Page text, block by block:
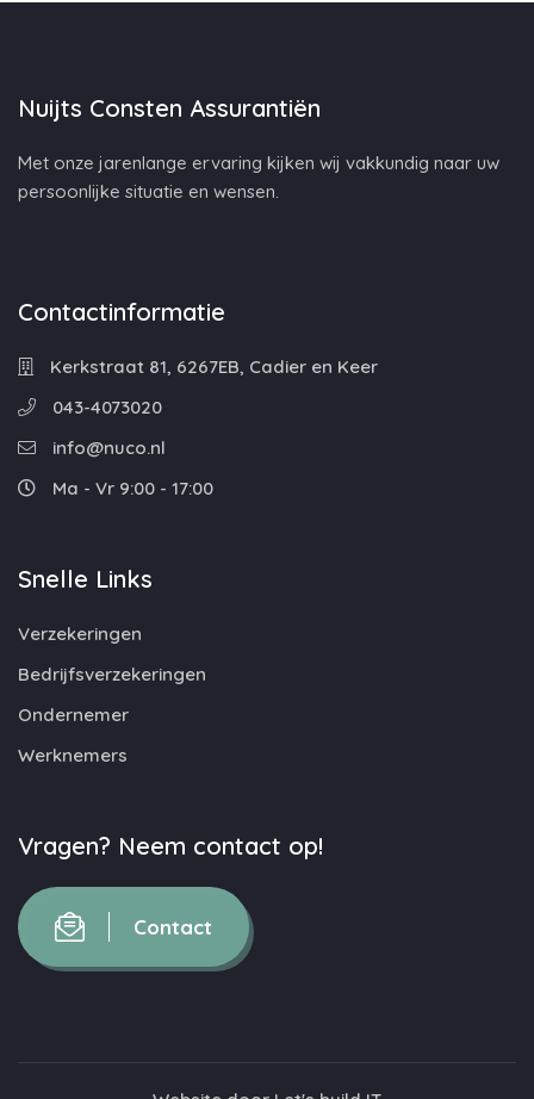
Nuijts Consten Assurantiën
Met onze jarenlange ervaring kijken wij vakkundig naar uw
persoonlijke situatie en wensen.
Contactinformatie
Kerkstraat 81, 6267EB, Cadier en Keer
043-4073020
info@nuco.nl
Ma - Vr 9:00 - 17:00
Snelle Links
Verzekeringen
Bedrijfsverzekeringen
Ondernemer
Werknemers
Vragen? Neem contact op!
Contact